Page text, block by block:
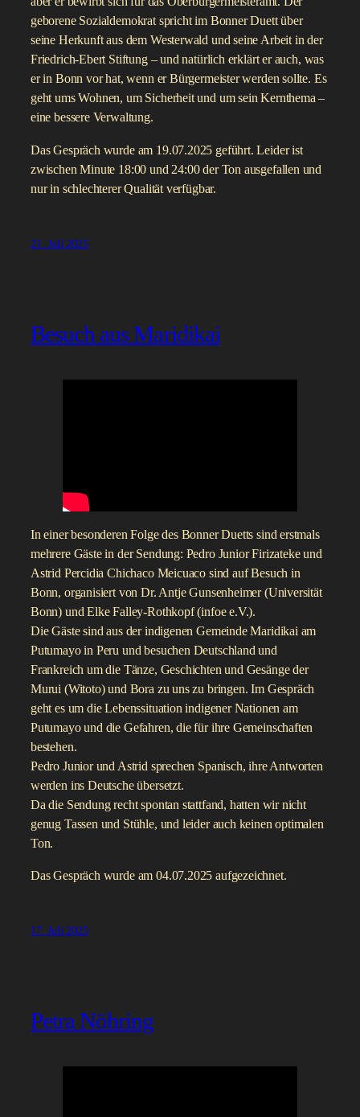
geborene Sozialdemokrat spricht im Bonner Duett über
seine Herkunft aus dem Westerwald und seine Arbeit in der
Friedrich-Ebert Stiftung – und natürlich erklärt er auch, was
er in Bonn vor hat, wenn er Bürgermeister werden sollte. Es
geht ums Wohnen, um Sicherheit und um sein Kernthema –
eine bessere Verwaltung.
Das Gespräch wurde am 19.07.2025 geführt. Leider ist
zwischen Minute 18:00 und 24:00 der Ton ausgefallen und
nur in schlechterer Qualität verfügbar.
21. Juli 2025
Besuch aus Maridikai
In einer besonderen Folge des Bonner Duetts sind erstmals
mehrere Gäste in der Sendung: Pedro Junior Firizateke und
Astrid Percidia Chichaco Meicuaco sind auf Besuch in
Bonn, organisiert von Dr. Antje Gunsenheimer (Universität
Bonn) und Elke Falley-Rothkopf (infoe e.V.).
Die Gäste sind aus der indigenen Gemeinde Maridikai am
Putumayo in Peru und besuchen Deutschland und
Frankreich um die Tänze, Geschichten und Gesänge der
Murui (Witoto) und Bora zu uns zu bringen. Im Gespräch
geht es um die Lebenssituation indigener Nationen am
Putumayo und die Gefahren, die für ihre Gemeinschaften
bestehen.
Pedro Junior und Astrid sprechen Spanisch, ihre Antworten
werden ins Deutsche übersetzt.
Da die Sendung recht spontan stattfand, hatten wir nicht
genug Tassen und Stühle, und leider auch keinen optimalen
Ton.
Das Gespräch wurde am 04.07.2025 aufgezeichnet.
17. Juli 2025
Petra Nöhring